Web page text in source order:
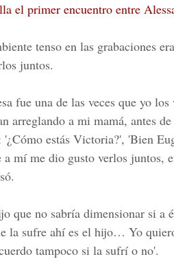
el primer encuentro entre
tenso en las grabaciones
juntos.
fue una de las veces que yo
arreglando a mi mamá, antes
'¿Cómo estás Victoria?', 'Bien
a mí me dio gusto verlos juntos,
que no sabría dimensionar si a
la sufre ahí es el hijo… Yo
tampoco si la sufrí o no'.